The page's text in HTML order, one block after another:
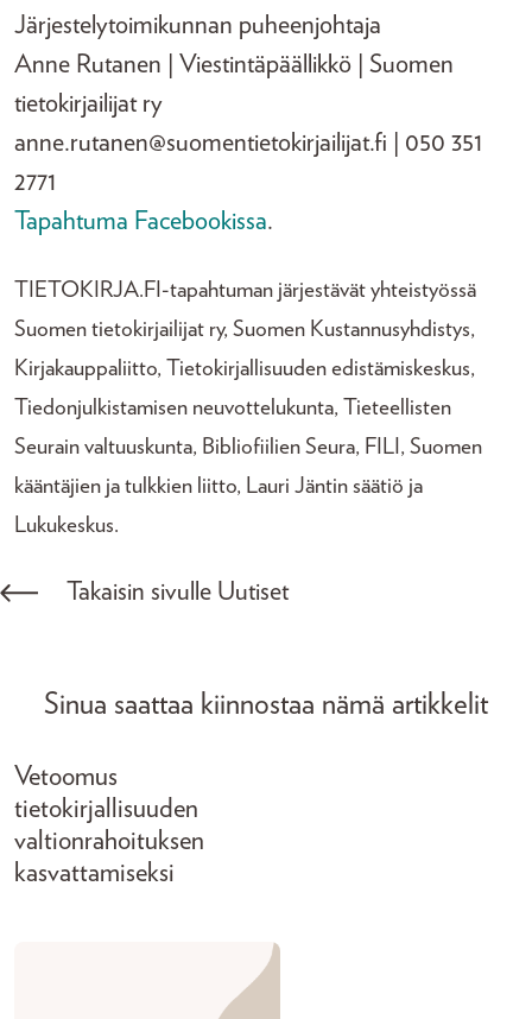
Järjestelytoimikunnan puheenjohtaja
Anne Rutanen | Viestintäpäällikkö | Suomen
tietokirjailijat ry
anne.rutanen@suomentietokirjailijat.fi | 050 351
2771
Tapahtuma Facebookissa.
TIETOKIRJA.FI-tapahtuman järjestävät yhteistyössä
Suomen tietokirjailijat ry, Suomen Kustannusyhdistys,
Kirjakauppaliitto, Tietokirjallisuuden edistämiskeskus,
Tiedonjulkistamisen neuvottelukunta, Tieteellisten
Seurain valtuuskunta, Bibliofiilien Seura, FILI, Suomen
kääntäjien ja tulkkien liitto, Lauri Jäntin säätiö ja
Lukukeskus.
Takaisin sivulle Uutiset
Sinua saattaa kiinnostaa nämä artikkelit
Vetoomus
tietokirjallisuuden
valtionrahoituksen
kasvattamiseksi